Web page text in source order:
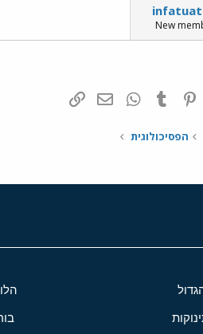
New
Reddit
Pinterest
Tumblr
WhatsAppדואר אלקטרוני
הפסיכולוגית